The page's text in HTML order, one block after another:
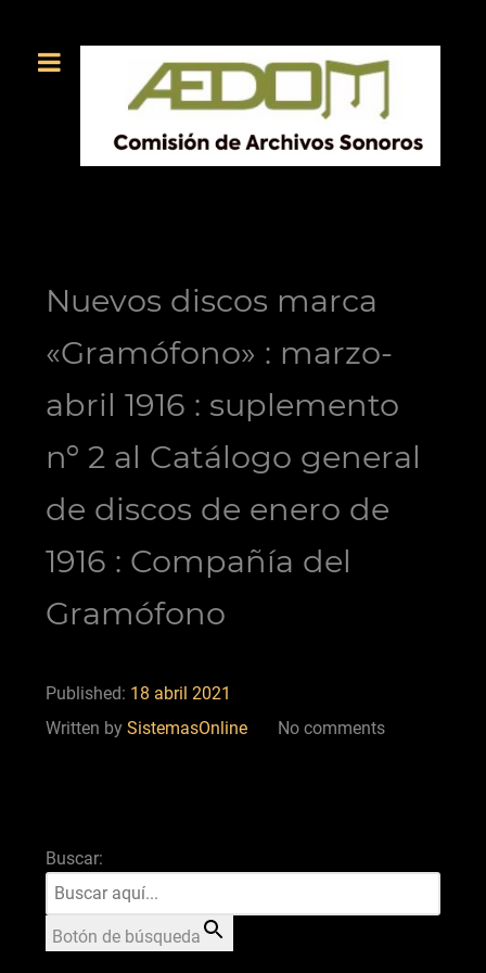
Nuevos discos marca
«Gramófono» : marzo-
abril 1916 : suplemento
nº 2 al Catálogo general
de discos de enero de
1916 : Compañía del
Gramófono
Published: 18 abril 2021
Written by SistemasOnline No comments
Buscar:
Botón de búsqueda